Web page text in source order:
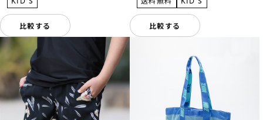
比較する 比較する